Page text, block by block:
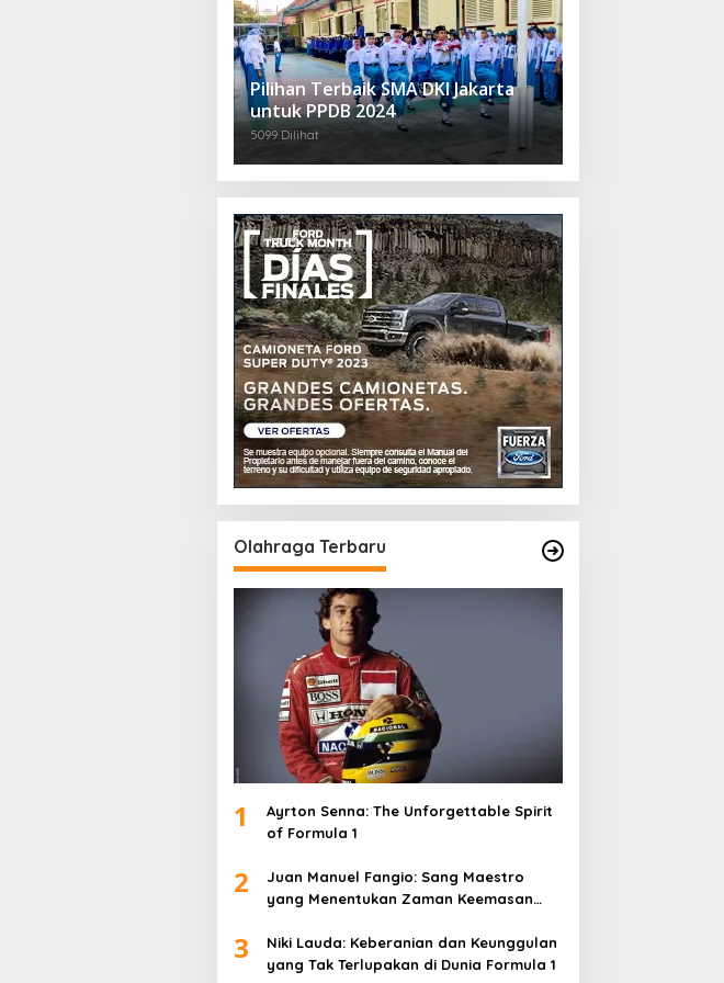
Pilihan Terbaik SMA DKI Jakarta
untuk PPDB 2024
5099 Dilihat
Olahraga Terbaru
1
Ayrton Senna: The Unforgettable Spirit
of Formula 1
2
Juan Manuel Fangio: Sang Maestro
yang Menentukan Zaman Keemasan
3
Niki Lauda: Keberanian dan Keunggulan
yang Tak Terlupakan di Dunia Formula 1